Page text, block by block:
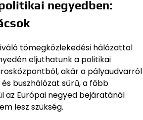
negyedben:
tömegközlekedési hálózattal
eljuthatunk a politikai
akár a pályaudvarról
buszhálózat sűrű, a főbb
az Európai negyed bejáratánál
lesz szükség.